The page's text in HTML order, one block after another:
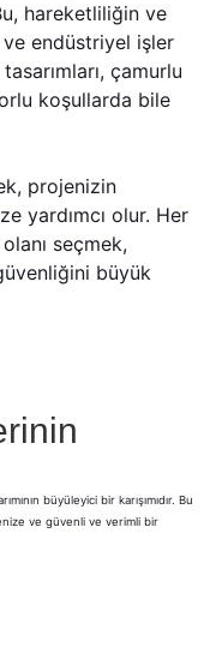
hareketliliğin ve
ve endüstriyel işler
çamurlu
koşullarda bile
projenizin
yardımcı olur. Her
seçmek,
büyük
büyüleyici bir karışımıdır. Bu
ve güvenli ve verimli bir